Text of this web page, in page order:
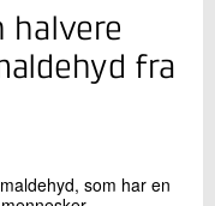
halvere
fra
som har en